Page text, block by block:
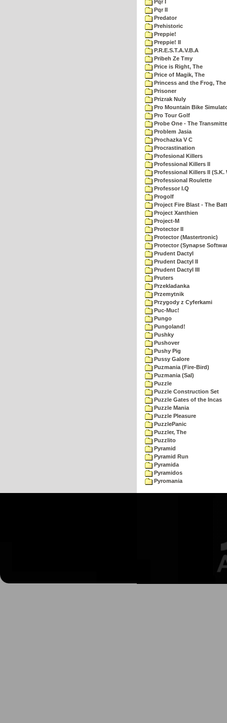
Pqr I
Pqr II
Predator
Prehistoric
Preppie!
Preppie! II
P.R.E.S.T.A.V.B.A
Pribeh Ze Tmy
Price is Right, The
Price of Magik, The
Princess and the Frog, The
Prisoner
Prizrak Nuly
Pro Mountain Bike
Pro Tour Golf
Probe One - The
Problem Jasia
Prochazka V C
Procrastination
Profesional Killers
Professional Killers II
Professional Killers II (S.K.
Professional Roulette
Professor I.Q
Progolf
Project Fire Blast - The
Project Xanthien
Project-M
Protector II
Protector (Mastertronic)
Protector (Synapse
Prudent Dactyl
Prudent Dactyl II
Prudent Dactyl III
Pruters
Przekladanka
Przemytnik
Przygody z Cyferkami
Puc-Muc!
Pungo
Pungoland!
Pushky
Pushover
Pushy Pig
Pussy Galore
Puzmania (Fire-Bird)
Puzmania (Sal)
Puzzle
Puzzle Construction Set
Puzzle Gates of the Incas
Puzzle Mania
Puzzle Pleasure
PuzzlePanic
Puzzler, The
Puzzlito
Pyramid
Pyramid Run
Pyramida
Pyramidos
Pyromania